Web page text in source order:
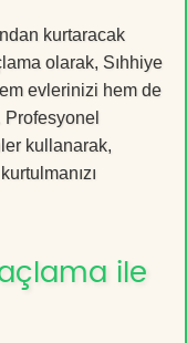
kurtaracak
olarak, Sıhhiye
evlerinizi hem de
kullanarak,
ile